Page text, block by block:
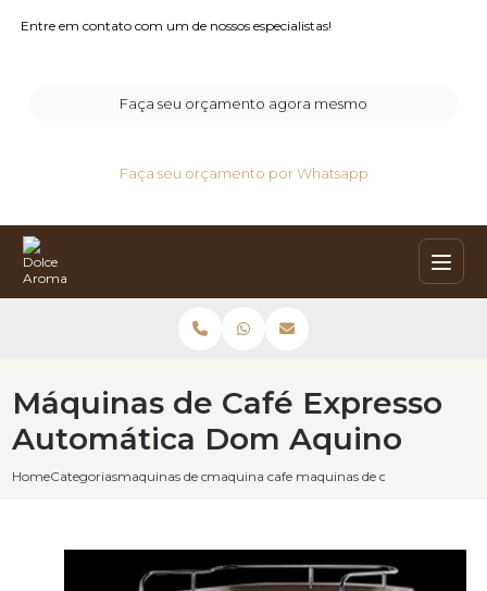
Entre em contato com um de nossos especialistas!
Faça seu orçamento agora mesmo
Faça seu orçamento por Whatsapp
HomeCategoriasmaquinas de cafe expresso
maquina cafe expressomaquinas de cafe expresso
Máquinas de Café Expresso
Automática Dom Aquino